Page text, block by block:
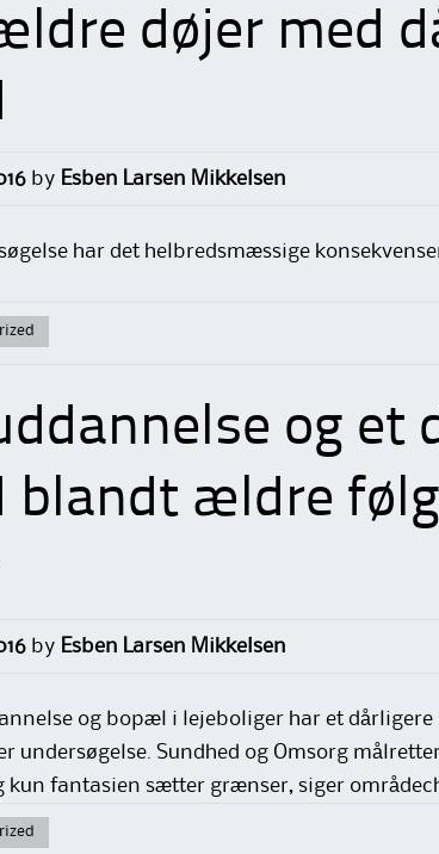
døjer med
by Esben Larsen Mikkelsen
har det helbredsmæssige
og et
blandt ældre
by Esben Larsen Mikkelsen
og bopæl i lejeboliger har et dårligere
undersøgelse. Sundhed og Omsorg
kun fantasien sætter grænser, siger